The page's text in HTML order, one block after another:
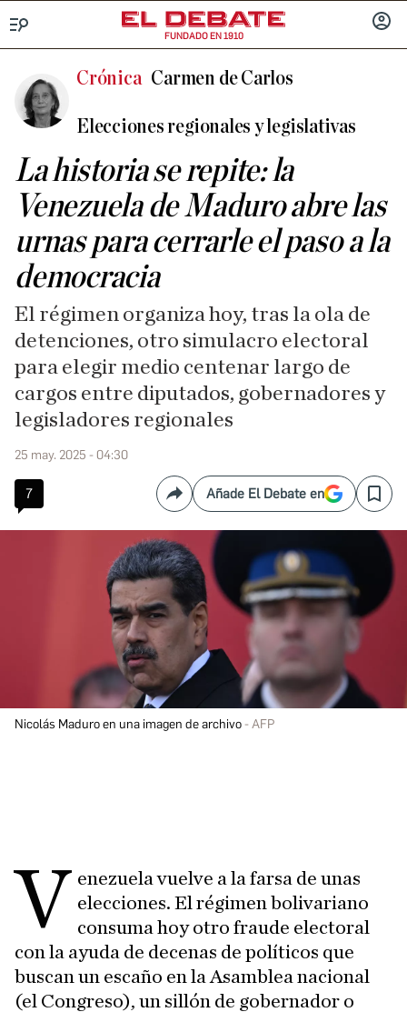
FUNDADO EN 1910
Crónica Carmen de Carlos
Elecciones regionales y legislativas
La historia se repite: la
Venezuela de Maduro abre las
urnas para cerrarle el paso a la
democracia
El régimen organiza hoy, tras la ola de
detenciones, otro simulacro electoral
para elegir medio centenar largo de
cargos entre diputados, gobernadores y
legisladores regionales
25 may. 2025 - 04:30
7 CompartirAñade El Debate en Save
Nicolás Maduro en una imagen de archivo AFP
V enezuela vuelve a la farsa de unas
elecciones. El régimen bolivariano
consuma hoy otro fraude electoral
con la ayuda de decenas de políticos que
buscan un escaño en la Asamblea nacional
(el Congreso), un sillón de gobernador o